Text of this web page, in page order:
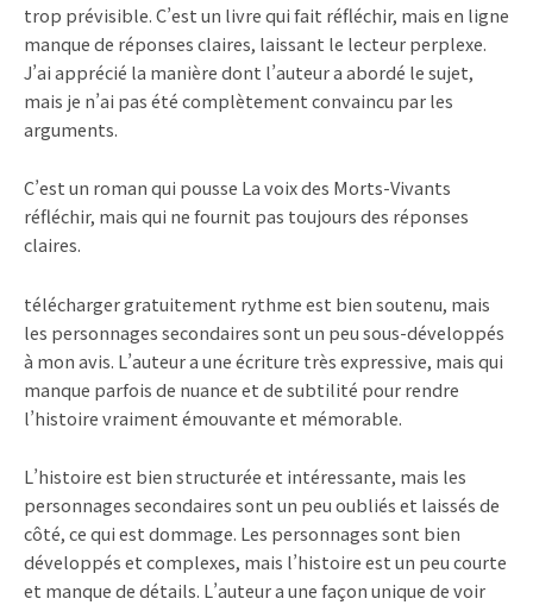
trop prévisible. C’est un livre qui fait réfléchir, mais en ligne
manque de réponses claires, laissant le lecteur perplexe.
J’ai apprécié la manière dont l’auteur a abordé le sujet,
mais je n’ai pas été complètement convaincu par les
arguments.
C’est un roman qui pousse La voix des Morts-Vivants
réfléchir, mais qui ne fournit pas toujours des réponses
claires.
télécharger gratuitement rythme est bien soutenu, mais
les personnages secondaires sont un peu sous-développés
à mon avis. L’auteur a une écriture très expressive, mais qui
manque parfois de nuance et de subtilité pour rendre
l’histoire vraiment émouvante et mémorable.
L’histoire est bien structurée et intéressante, mais les
personnages secondaires sont un peu oubliés et laissés de
côté, ce qui est dommage. Les personnages sont bien
développés et complexes, mais l’histoire est un peu courte
et manque de détails. L’auteur a une façon unique de voir